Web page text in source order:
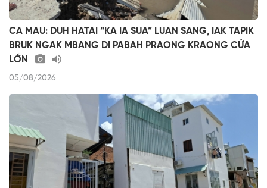
CA MAU: DUH HATAI “KA IA SUA” LUAN SANG, IAK TAPIK
BRUK NGAK MBANG DI PABAH PRAONG KRAONG CỬA
LỚN
05/08/2026